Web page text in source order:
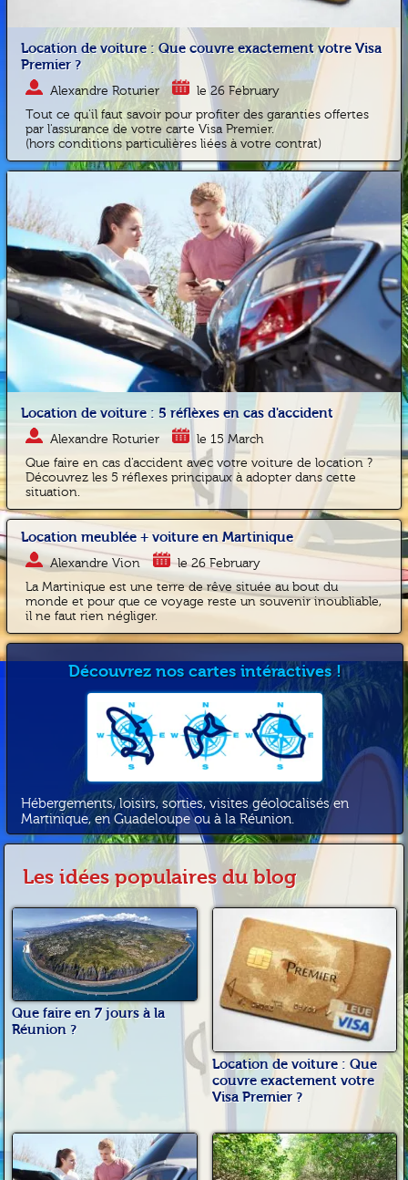
Location de voiture : Que couvre exactement votre Visa
Premier ?
Alexandre Roturier
le 26 February
Tout ce qu'il faut savoir pour profiter des garanties offertes
par l'assurance de votre carte Visa Premier.
(hors conditions particulières liées à votre contrat)
Location de voiture : 5 réflèxes en cas d'accident
Alexandre Roturier
le 15 March
Que faire en cas d'accident avec votre voiture de location ?
Découvrez les 5 réflexes principaux à adopter dans cette
situation.
Location meublée + voiture en Martinique
Alexandre Vion
le 26 February
La Martinique est une terre de rêve située au bout du
monde et pour que ce voyage reste un souvenir inoubliable,
il ne faut rien négliger.
Découvrez nos cartes intéractives !
Hébergements, loisirs, sorties, visites géolocalisés en
Martinique, en Guadeloupe ou à la Réunion.
Les idées populaires du blog
Que faire en 7 jours à la
Réunion ?
Location de voiture : Que
couvre exactement votre
Visa Premier ?